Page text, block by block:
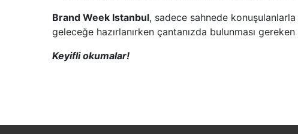
Brand Week Istanbul, sadece sahnede
geleceğe hazırlanırken çantanızda bulunması
Keyifli okumalar!